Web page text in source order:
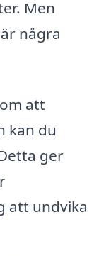
Men
några
att
kan du
ger
att undvika